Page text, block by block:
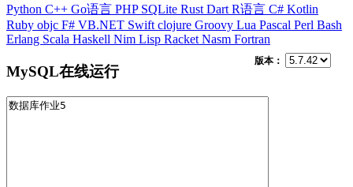
Python C++ Go语言 PHP SQLite Rust Dart R语言 C# Kotlin
Ruby objc F# VB.NET Swift clojure Groovy Lua Pascal Perl Bash
Erlang Scala Haskell Nim Lisp Racket Nasm Fortran
MySQL在线运行
版本：